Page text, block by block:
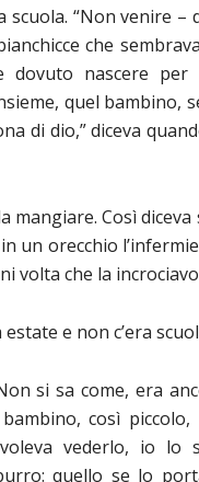
“Non venire –
che
dovuto nascere
quel bambino,
di dio,” diceva
mangiare. Così
un orecchio
volta che la
e non c’era
si sa come, era
così
vederlo, io lo
quello se lo